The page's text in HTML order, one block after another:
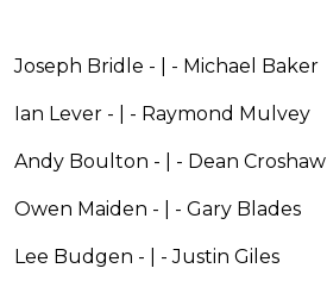
Joseph Bridle - | - Michael Baker
Ian Lever - | - Raymond Mulvey
Andy Boulton - | - Dean Croshaw
Owen Maiden - | - Gary Blades
Lee Budgen - | - Justin Giles